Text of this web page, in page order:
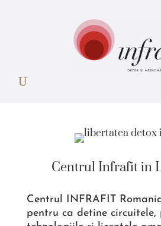
Centrul Infrafit in
Centrul INFRAFIT
pentru ca detine circuitele,